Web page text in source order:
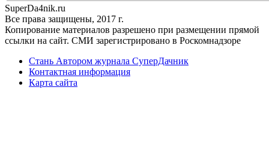
SuperDa4nik.ru
Все права защищены, 2017 г.
Копирование материалов разрешено при размещении прямой
ссылки на сайт. СМИ зарегистрировано в Роскомнадзоре
Стань Автором журнала СуперДачник
Контактная информация
Карта сайта